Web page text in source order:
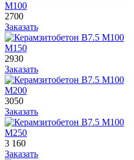
М100
2700
Заказать
М150
2930
Заказать
М200
3050
Заказать
М250
3 160
Заказать